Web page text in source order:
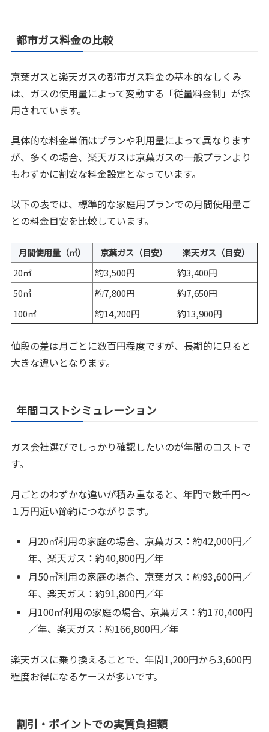
都市ガス料金の比較
京葉ガスと楽天ガスの都市ガス料金の基本的なしくみ
は、ガスの使用量によって変動する「従量料金制」が採
用されています。
具体的な料金単価はプランや利用量によって異なります
が、多くの場合、楽天ガスは京葉ガスの一般プランより
もわずかに割安な料金設定となっています。
以下の表では、標準的な家庭用プランでの月間使用量ご
との料金目安を比較しています。
月間使用量（㎥） 京葉ガス（目安） 楽天ガス（目安）
20㎥ 約3,500円
約3,400円
50㎥
約7,800円
約7,650円
100㎥
約14,200円 約13,900円
値段の差は月ごとに数百円程度ですが、長期的に見ると
大きな違いとなります。
年間コストシミュレーション
ガス会社選びでしっかり確認したいのが年間のコストで
す。
月ごとのわずかな違いが積み重なると、年間で数千円〜
１万円近い節約につながります。
月20㎥利用の家庭の場合、京葉ガス：約42,000円／
年、楽天ガス：約40,800円／年
月50㎥利用の家庭の場合、京葉ガス：約93,600円／
年、楽天ガス：約91,800円／年
月100㎥利用の家庭の場合、京葉ガス：約170,400円
／年、楽天ガス：約166,800円／年
楽天ガスに乗り換えることで、年間1,200円から3,600円
程度お得になるケースが多いです。
割引・ポイントでの実質負担額